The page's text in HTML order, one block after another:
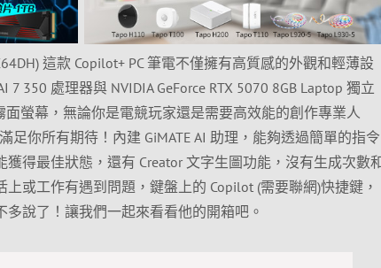
這款 Copilot+ PC 筆電不僅擁有高質感的外觀和輕薄設
7 350 處理器與 NVIDIA GeForce RTX 5070 8GB Laptop 獨立
面螢幕，無論你是電競玩家還是需要高效能的創作專業人
足你所有期待！內建 GiMATE AI 助理，能夠透過簡單的指令
得最佳狀態，還有 Creator 文字生圖功能，沒有生成次數
或工作有遇到問題，鍵盤上的 Copilot (需要聯網)快捷鍵，
說了！讓我們一起來看看他的開箱吧。